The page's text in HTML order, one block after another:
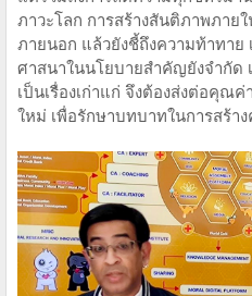
ภาวะโลก การสร้างสันติภาพภาย
ภายนอก แล้วยังชี้ถึงความท้าทาย
ศาสนาในนโยบายสำคัญยังจำกัด
เป็นเรื่องเก่าแก่ จึงต้องส่งต่อคุณ
ใหม่ เพื่อรักษาบทบาทในการสร้า